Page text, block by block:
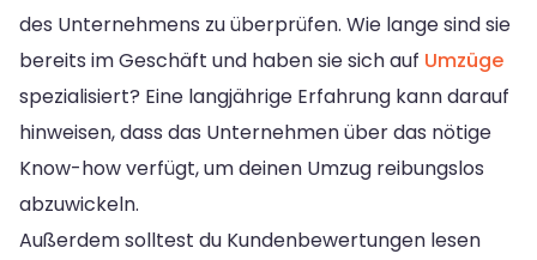
des Unternehmens zu überprüfen. Wie lange sind sie
bereits im Geschäft und haben sie sich auf Umzüge
spezialisiert? Eine langjährige Erfahrung kann darauf
hinweisen, dass das Unternehmen über das nötige
Know-how verfügt, um deinen Umzug reibungslos
abzuwickeln.
Außerdem solltest du Kundenbewertungen lesen